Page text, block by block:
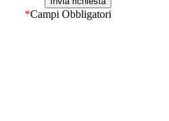
*Campi Obbligatori